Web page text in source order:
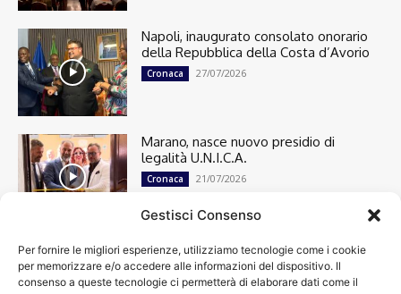
Gestisci Consenso
Per fornire le migliori esperienze, utilizziamo tecnologie come i cookie
per memorizzare e/o accedere alle informazioni del dispositivo. Il
consenso a queste tecnologie ci permetterà di elaborare dati come il
Napoli, inaugurato consolato onorario
della Repubblica della Costa d’Avorio
Cronaca 27/07/2026
Marano, nasce nuovo presidio di
legalità U.N.I.C.A.
Cronaca 21/07/2026
Cronaca
13501
Attualità
7305